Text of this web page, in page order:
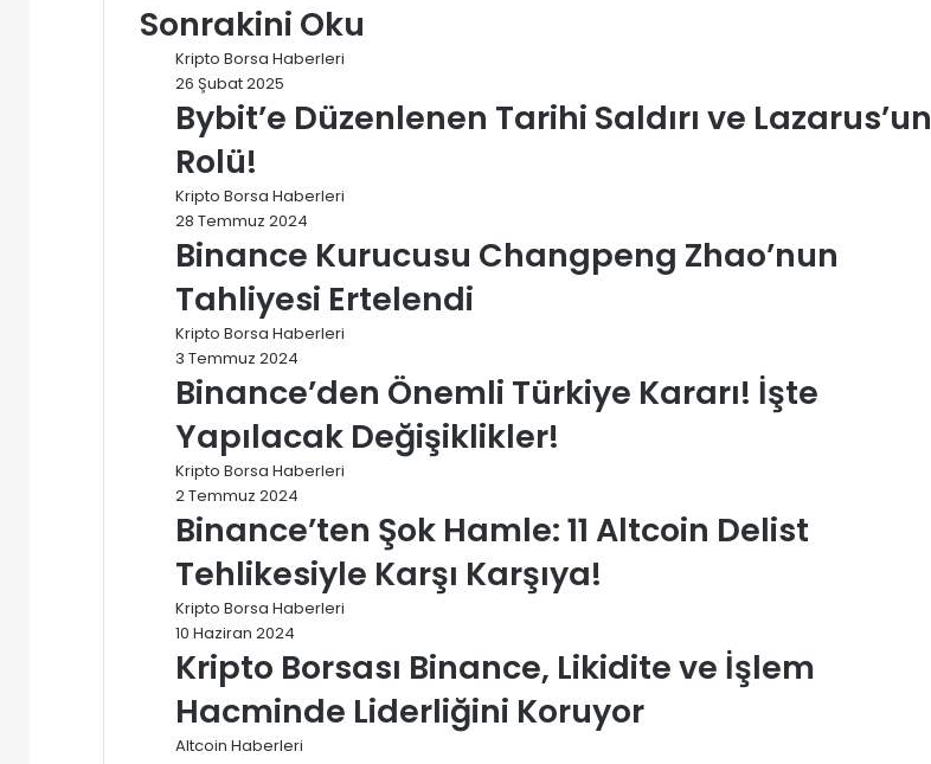
Sonrakini Oku
Kripto Borsa Haberleri
26 Şubat 2025
Bybit’e Düzenlenen Tarihi Saldırı ve Lazarus’un
Rolü!
Kripto Borsa Haberleri
28 Temmuz 2024
Binance Kurucusu Changpeng Zhao’nun
Tahliyesi Ertelendi
Kripto Borsa Haberleri
3 Temmuz 2024
Binance’den Önemli Türkiye Kararı! İşte
Yapılacak Değişiklikler!
Kripto Borsa Haberleri
2 Temmuz 2024
Binance’ten Şok Hamle: 11 Altcoin Delist
Tehlikesiyle Karşı Karşıya!
Kripto Borsa Haberleri
10 Haziran 2024
Kripto Borsası Binance, Likidite ve İşlem
Hacminde Liderliğini Koruyor
Altcoin Haberleri